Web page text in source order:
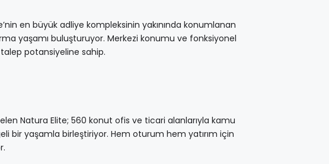
en büyük adliye kompleksinin yakınında konumlanan
yaşamı buluşturuyor. Merkezi konumu ve fonksiyonel
potansiyeline sahip.
Natura Elite; 560 konut ofis ve ticari alanlarıyla kamu
bir yaşamla birleştiriyor. Hem oturum hem yatırım için